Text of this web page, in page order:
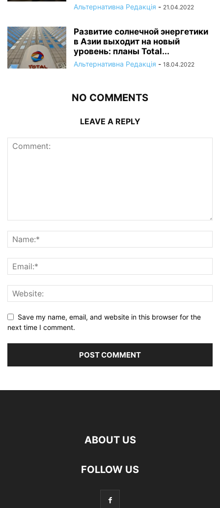
Альтернативна Редакція - 21.04.2022
Развитие солнечной энергетики
в Азии выходит на новый
уровень: планы Total...
Альтернативна Редакція - 18.04.2022
NO COMMENTS
LEAVE A REPLY
Save my name, email, and website in this browser for the
next time I comment.
ABOUT US
FOLLOW US